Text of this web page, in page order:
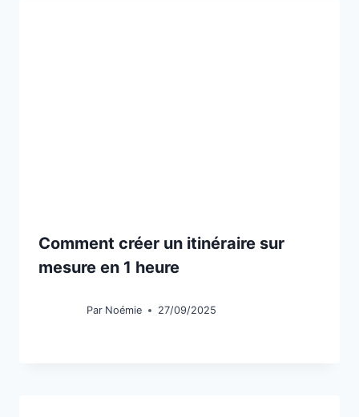
Comment créer un itinéraire sur
mesure en 1 heure
Par Noémie 27/09/2025